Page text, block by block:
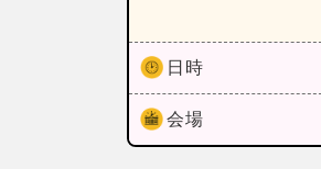
日時
会場